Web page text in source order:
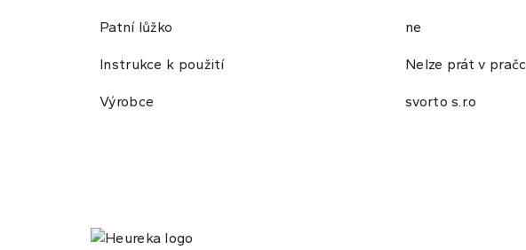
Patní lůžko ne
Instrukce k použití Nelze prát v
Výrobce svorto s.r.o